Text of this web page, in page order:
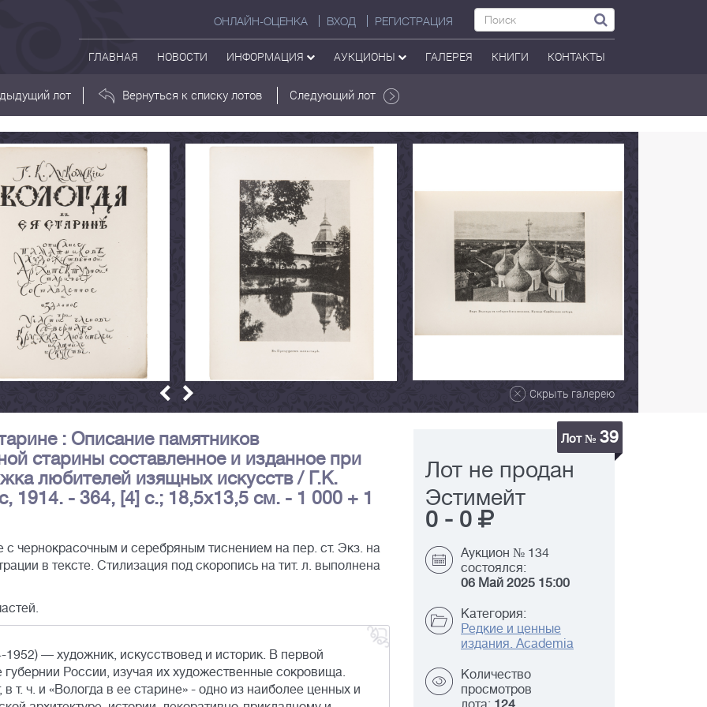
ОНЛАЙН-ОЦЕНКА ВХОД РЕГИСТРАЦИЯ
ГЛАВНАЯ НОВОСТИ ИНФОРМАЦИЯ АУКЦИОНЫ ГАЛЕРЕЯ КНИГИ КОНТАКТЫ
лот Вернуться к списку лотов Следующий лот
Скрыть галерею
: Описание памятников
старины составленное и изданное при
любителей изящных искусств / Г.К.
- 364, [4] с.; 18,5х13,5 см. - 1 000 + 1
чернокрасочным и серебряным тиснением на пер. ст. Экз. на
в тексте. Стилизация под скоропись на тит. л. выполнена
1952) — художник, искусствовед и историк. В первой
России, изучая их художественные сокровища.
т. ч. и «Вологда в ее старине» - одно из наиболее ценных и
Лот № 39
Лот не продан
Эстимейт
0 - 0
Аукцион № 134
состоялся:
06 Май 2025 15:00
Категория:
Редкие и ценные
издания. Academia
Количество
просмотров